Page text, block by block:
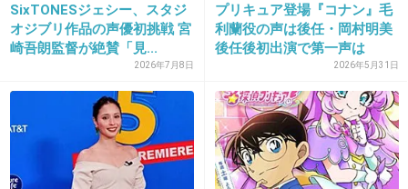
2016/07/19(火) 13:07:19
オワコン
+180 -8
SixTONESジェシー、スタジ
オジブリ作品の声優初挑戦 宮
崎吾朗監督が絶賛「見...
2026年7月8日
プリキュア登場『コナン』毛
利蘭役の声は後任・岡村明美
後任後初出演で第一声は
2026年5月31日